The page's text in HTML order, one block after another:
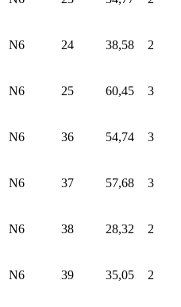
N6 24 38,58 2
N6 25 60,45 3
N6 36 54,74 3
N6 37 57,68 3
N6 38 28,32 2
N6 39 35,05 2